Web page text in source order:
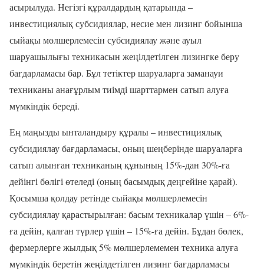
асырылуда. Негізгі құралдардың қатарында –
инвестициялық субсидиялар, несие мен лизинг бойынша
сыйақы мөлшерлемесін субсидиялау және ауыл
шаруашылығы техникасын жеңілдетілген лизингке беру
бағдарламасы бар. Бұл тетіктер шаруаларға заманауи
техниканы анағұрлым тиімді шарттармен сатып алуға
мүмкіндік береді.
Ең маңызды ынталандыру құралы – инвестициялық
субсидиялау бағдарламасы, оның шеңберінде шаруаларға
сатып алынған техниканың құнының 15%-дан 30%-ға
дейінгі бөлігі өтеледі (оның басымдық деңгейіне қарай).
Қосымша қолдау ретінде сыйақы мөлшерлемесін
субсидиялау қарастырылған: басым техникалар үшін – 6%-
ға дейін, қалған түрлер үшін – 15%-ға дейін. Бұдан бөлек,
фермерлерге жылдық 5% мөлшерлемемен техника алуға
мүмкіндік беретін жеңілдетілген лизинг бағдарламасы